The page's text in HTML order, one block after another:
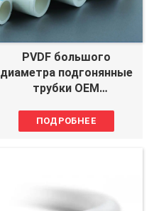
PVDF большого
диаметра подгонянные
трубки OEM
ПОДРОБНЕЕ